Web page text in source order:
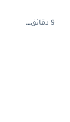
9 دقائق للقراءة